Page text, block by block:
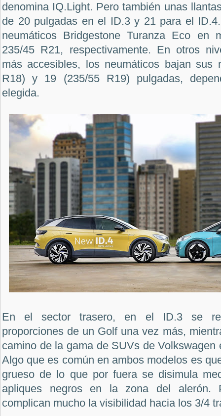
denomina IQ.Light. Pero también unas
de 20 pulgadas en el ID.3 y 21 para el
neumáticos Bridgestone Turanza Eco en
235/45 R21, respectivamente. En otros
más accesibles, los neumáticos bajan sus
R18) y 19 (235/55 R19) pulgadas,
elegida.
En el sector trasero, en el ID.3 se
proporciones de un Golf una vez más,
camino de la gama de SUVs de Volkswagen
Algo que es común en ambos modelos es
grueso de lo que por fuera se disimula
apliques negros en la zona del alerón.
complican mucho la visibilidad hacia los 3/4